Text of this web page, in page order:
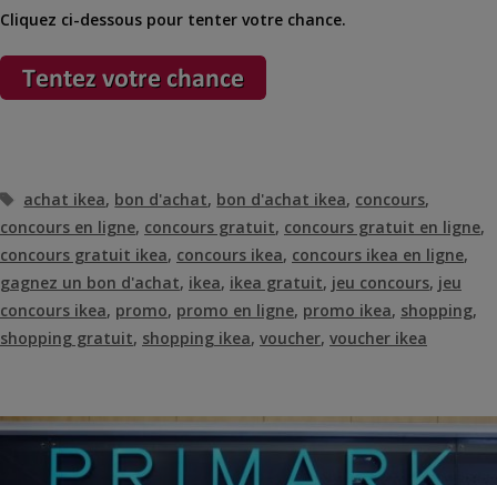
Cliquez ci-dessous pour tenter votre chance.
Étiquettes
achat ikea, bon d'achat, bon d'achat ikea, concours,
concours en ligne, concours gratuit, concours gratuit en ligne,
concours gratuit ikea, concours ikea, concours ikea en ligne,
gagnez un bon d'achat, ikea, ikea gratuit, jeu concours, jeu
concours ikea, promo, promo en ligne, promo ikea, shopping,
shopping gratuit, shopping ikea, voucher, voucher ikea